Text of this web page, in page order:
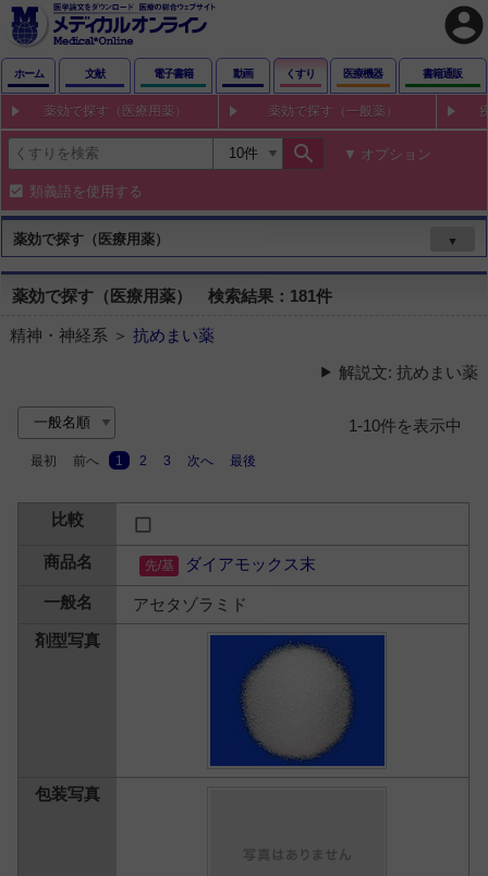
account_circle
ホーム 文献 電子書籍 動画 くすり 医療機器 書籍通販
薬効で探す（医療用薬） 薬効で探す（一般薬）
search オプション
類義語を使用する
薬効で探す（医療用薬） ▼
薬効で探す（医療用薬） 検索結果：181件
精神・神経系 ＞ 抗めまい薬
解説文: 抗めまい薬
1-10件を表示中
最初 前へ 1 2 3 次へ 最後
ダイアモックス末
アセタゾラミド